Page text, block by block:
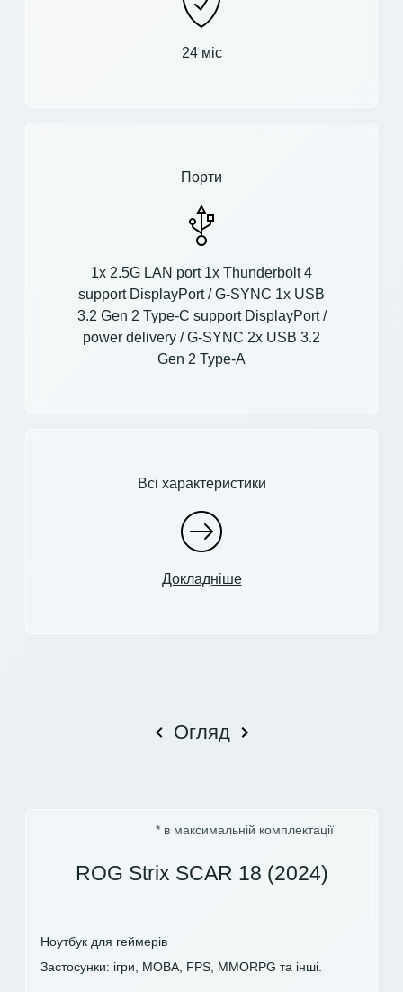
24 міс
Порти
1x 2.5G LAN port 1x Thunderbolt 4
support DisplayPort / G-SYNC 1x USB
3.2 Gen 2 Type-C support DisplayPort /
power delivery / G-SYNC 2x USB 3.2
Gen 2 Type-A
Всі характеристики
Докладніше
Огляд
* в максимальній комплектації
ROG Strix SCAR 18 (2024)
Ноутбук для геймерів
Застосунки: ігри, MOBA, FPS, MMORPG та інші.